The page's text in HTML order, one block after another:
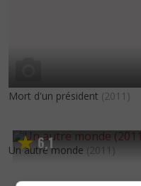
Mort d'un président (2011)
6,1
Un autre monde (2011)